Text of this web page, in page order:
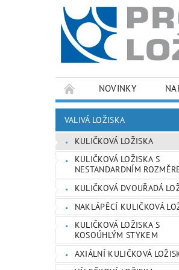
NOVINKY
PODMÍNKY OCHRANY
VALIVÁ LOŽISKA
KULIČKOVÁ LOŽISKA
KULIČKOVÁ LOŽISKA S
NESTANDARDNÍM
KULIČKOVÁ DVOUŘADÁ
NAKLÁPĚCÍ KULIČKOVÁ
KULIČKOVÁ LOŽISKA S
KOSOÚHLÝM STYKEM
AXIÁLNÍ KULIČKOVÁ